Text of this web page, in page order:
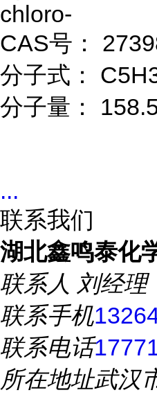
chloro-
CAS号：
分子式：
分子量：
...
联系我们
湖北鑫鸣泰化
联系人 刘经理
联系手机
联系电话
所在地址武汉